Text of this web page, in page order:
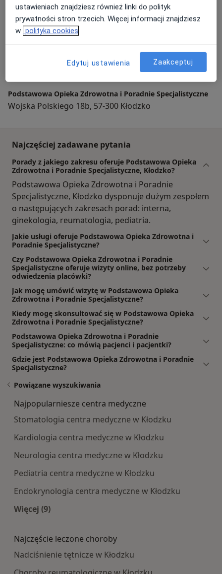
Adres
Powiększ mapę
Podstawowa Opieka Zdrowotna i Poradnie Specjalistyczne
Wojska Polskiego 18b, 57-300 Kłodzko
Najczęściej zadawane pytania
Porady z jakiego zakresu oferuje Podstawowa Opieka
Zdrowotna i Poradnie Specjalistyczne, Kłodzko?
Podstawowa Opieka Zdrowotna i Poradnie
Specjalistyczne, Kłodzko dysponuje dużym zespołem
o następujących zakresach porad: interna,
ginekologia, reumatologia, pediatria.
Jakie usługi oferuje Podstawowa Opieka Zdrowotna i
Poradnie Specjalistyczne?
Czy Podstawowa Opieka Zdrowotna i Poradnie
Specjalistyczne oferuje wizyty online, bez potrzeby
odwiedzenia placówki?
Jak mogę umówić wizytę w Podstawowa Opieka
Zdrowotna i Poradnie Specjalistyczne?
Kiedy mogę skonsultować się w Podstawowa Opieka
Zdrowotna i Poradnie Specjalistyczne?
Podstawowa Opieka Zdrowotna i Poradnie
Specjalistyczne: co mówią pacjenci i pacjentki?
Gdzie jest Podstawowa Opieka Zdrowotna i Poradnie
Specjalistyczne?
Powiązane wyszukiwania
Najpopularniesze centra medyczne
Stomatologia centra medyczne w Kłodzku
Kardiologia centra medyczne w Kłodzku
Neurologia centra medyczne w Kłodzku
Pediatria centra medyczne w Kłodzku
Endokrynologia centra medyczne w Kłodzku
Więcej (9)
Najczęście leczone choroby
Nadciśnienie tętnicze w Kłodzku
ustawieniach znajdziesz również linki do polityk
prywatności stron trzecich. Więcej informacji znajdziesz
w polityka cookies
Edytuj ustawienia Zaakceptuj